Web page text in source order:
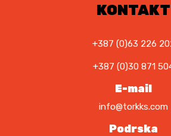
KONTAKT
+387 (0)63 226
+387 (0)30 871
E-mail
info@torkks.com
Podrska